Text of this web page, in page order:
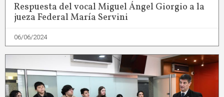
Respuesta del vocal Miguel Ángel Giorgio a la
jueza Federal María Servini
06/06/2024